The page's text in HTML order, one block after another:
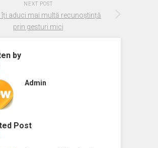
NEXT POST
îți aduci mai multă recunoștință
prin gesturi mici
by
Admin
Post